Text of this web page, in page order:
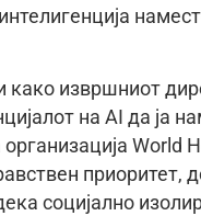
како извршниот
на AI да ја
World
социјално